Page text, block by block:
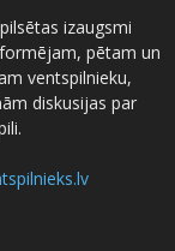
izaugsmi
pētam un
ventspilnieku,
diskusijas par